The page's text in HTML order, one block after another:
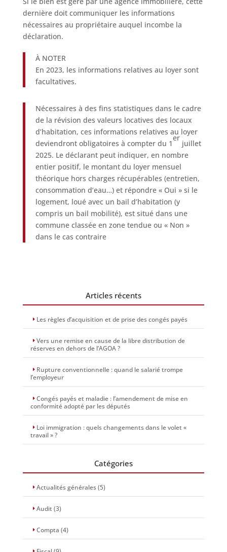
dernière doit communiquer les informations
nécessaires au propriétaire auquel incombe la
déclaration.
À NOTER
En 2023, les informations relatives au loyer sont
facultatives.
Nécessaires à des fins statistiques dans le cadre
de la révision des valeurs locatives des locaux
d’habitation, ces informations relatives au loyer
deviendront obligatoires à compter du 1
er
juillet
2025. Le déclarant peut indiquer, en nombre
entier positif, le montant du loyer mensuel
théorique hors charges récupérables (entretien,
consommation d’eau…) et répondre « Oui » si le
logement, loué avec un bail d’habitation (y
compris un bail mobilité), est situé dans une
commune classée en zone tendue ou « Non »
dans le cas contraire
Articles récents
Les règles d’acquisition et de prise des congés payés
Vers une remise en cause de la libre distribution de
réserves en dehors de l’AGOA ?
Rupture conventionnelle : quand le salarié trompe
l’employeur
Congés payés et maladie : l’amendement de mise en
conformité adopté par les députés
Loi immigration : quels changements dans le volet «
travail » ?
Catégories
Actualités générales(5)
Audit(3)
Compta (4)